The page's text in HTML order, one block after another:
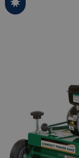
to
the